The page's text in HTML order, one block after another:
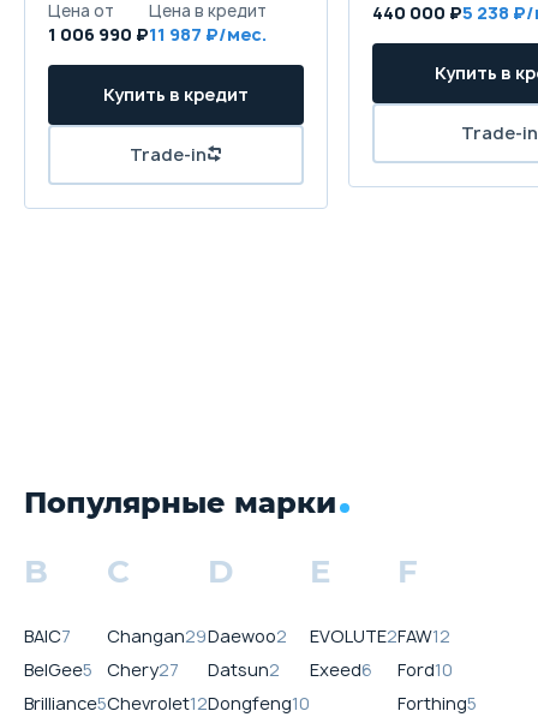
1 006 990 ₽11 987
440 000 ₽5 238
Популярные марки
B
BAIC7
BelGee5
Brilliance5
C
Changan29
Chery27
Chevrolet12
D
Daewoo2
Datsun2
Dongfeng10
E
EVOLUTE2
Exeed6
F
FAW12
Ford10
Forthing5